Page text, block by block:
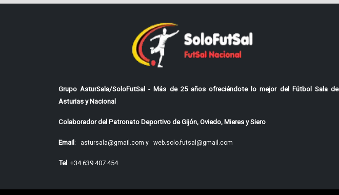
Grupo AsturSala/SoloFutSal - Más de 25 años ofreciéndote lo mejor del Fútbol Sala de
Asturias y Nacional
Colaborador del Patronato Deportivo de Gijón, Oviedo, Mieres y Siero
Email: astursala@gmail.com y web.solo.futsal@gmail.com
Tel: +34 639 407 454